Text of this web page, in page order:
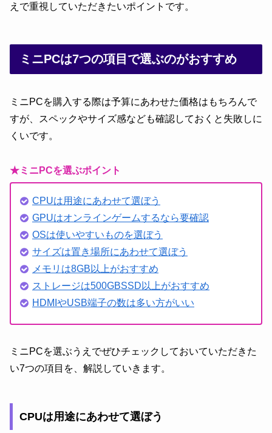
えで重視していただきたいポイントです。
ミニPCは7つの項目で選ぶのがおすすめ
ミニPCを購入する際は予算にあわせた価格はもちろんで
すが、スペックやサイズ感なども確認しておくと失敗しに
くいです。
★ミニPCを選ぶポイント
CPUは用途にあわせて選ぼう
GPUはオンラインゲームするなら要確認
OSは使いやすいものを選ぼう
サイズは置き場所にあわせて選ぼう
メモリは8GB以上がおすすめ
ストレージは500GBSSD以上がおすすめ
HDMIやUSB端子の数は多い方がいい
ミニPCを選ぶうえでぜひチェックしておいていただきた
い7つの項目を、解説していきます。
CPUは用途にあわせて選ぼう